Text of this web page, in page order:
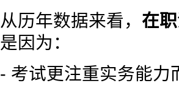
从历年数据来看， 在
是因为：
- 考试更注重实务能力